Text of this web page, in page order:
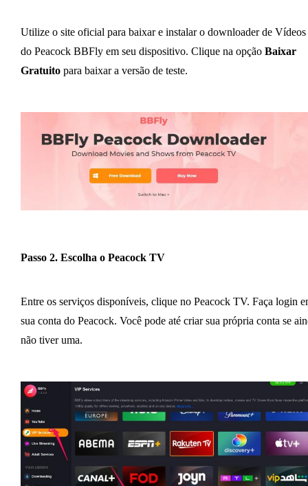
Utilize o site oficial para baixar e instalar o downloader de Vídeos
do Peacock BBFly em seu dispositivo. Clique na opção Baixar
Gratuitopara baixar a versão de teste.
Passo 2. Escolha o Peacock TV
Entre os serviços disponíveis, clique no Peacock TV. Faça login
sua conta do Peacock. Você pode até criar sua própria conta se
não tiver uma.